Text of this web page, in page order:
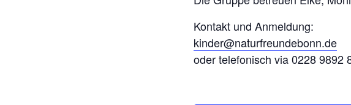
Kontakt und Anmeldung:
kinder@naturfreundebonn.de
oder telefonisch via 0228 9892